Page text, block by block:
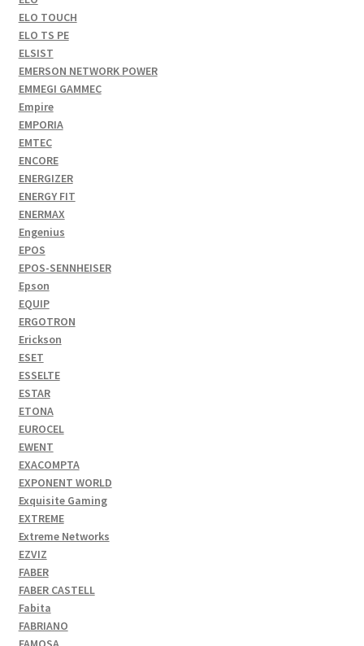
ELO TOUCH
ELO TS PE
ELSIST
EMERSON NETWORK POWER
EMMEGI GAMMEC
Empire
EMPORIA
EMTEC
ENCORE
ENERGIZER
ENERGY FIT
ENERMAX
Engenius
EPOS
EPOS-SENNHEISER
Epson
EQUIP
ERGOTRON
Erickson
ESET
ESSELTE
ESTAR
ETONA
EUROCEL
EWENT
EXACOMPTA
EXPONENT WORLD
Exquisite Gaming
EXTREME
Extreme Networks
EZVIZ
FABER
FABER CASTELL
Fabita
FABRIANO